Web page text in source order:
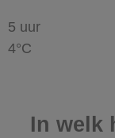
5 uur
4°C
In welk